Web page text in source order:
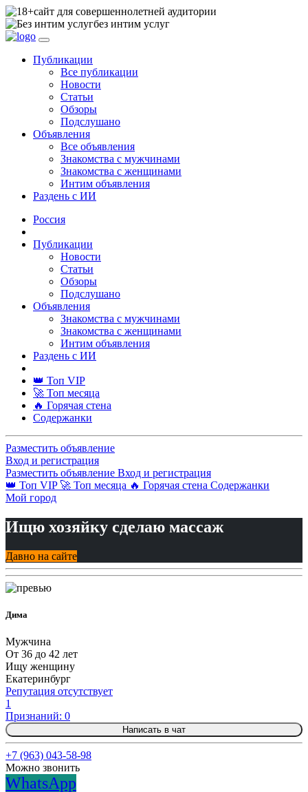
сайт для совершеннолетней аудитории
без интим услуг
Публикации
Все публикации
Новости
Статьи
Обзоры
Подслушано
Объявления
Все объявления
Знакомства с мужчинами
Знакомства с женщинами
Интим объявления
Раздень с ИИ
Россия
Публикации
Новости
Статьи
Обзоры
Подслушано
Объявления
Знакомства с мужчинами
Знакомства с женщинами
Интим объявления
Раздень с ИИ
👑 Топ VIP
🚀 Топ месяца
🔥 Горячая стена
Содержанки
Разместить объявление
Вход и регистрация
Разместить объявление Вход и регистрация
👑 Топ VIP 🚀 Топ месяца 🔥 Горячая стена Содержанки
Мой город
Ищю хозяйку сделаю массаж
Давно на сайте
Дима
Мужчина
От 36 до 42 лет
Ищу женщину
Екатеринбург
Репутация отсутствует
1
Признаний: 0
Написать в чат
+7 (963) 043-58-98
Можно звонить
WhatsApp